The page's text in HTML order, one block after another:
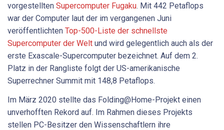
vorgestellten Supercomputer Fugaku. Mit 442 Petaflops
war der Computer laut der im vergangenen Juni
veröffentlichten Top-500-Liste der schnellste
Supercomputer der Welt und wird gelegentlich auch als der
erste Exascale-Supercomputer bezeichnet. Auf dem 2.
Platz in der Rangliste folgt der US-amerikanische
Superrechner Summit mit 148,8 Petaflops.
Im März 2020 stellte das Folding@Home-Projekt einen
unverhofften Rekord auf. Im Rahmen dieses Projekts
stellen PC-Besitzer den Wissenschaftlern ihre